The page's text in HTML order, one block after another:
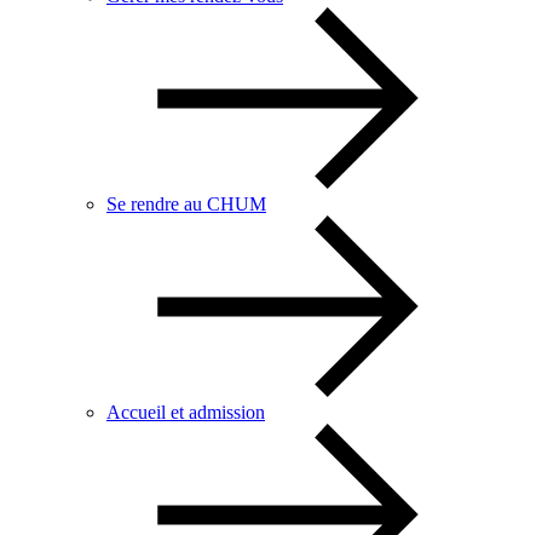
Se rendre au CHUM
Accueil et admission